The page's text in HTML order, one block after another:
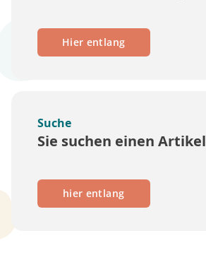
Hier entlang
Suche
Sie suchen einen
hier entlang